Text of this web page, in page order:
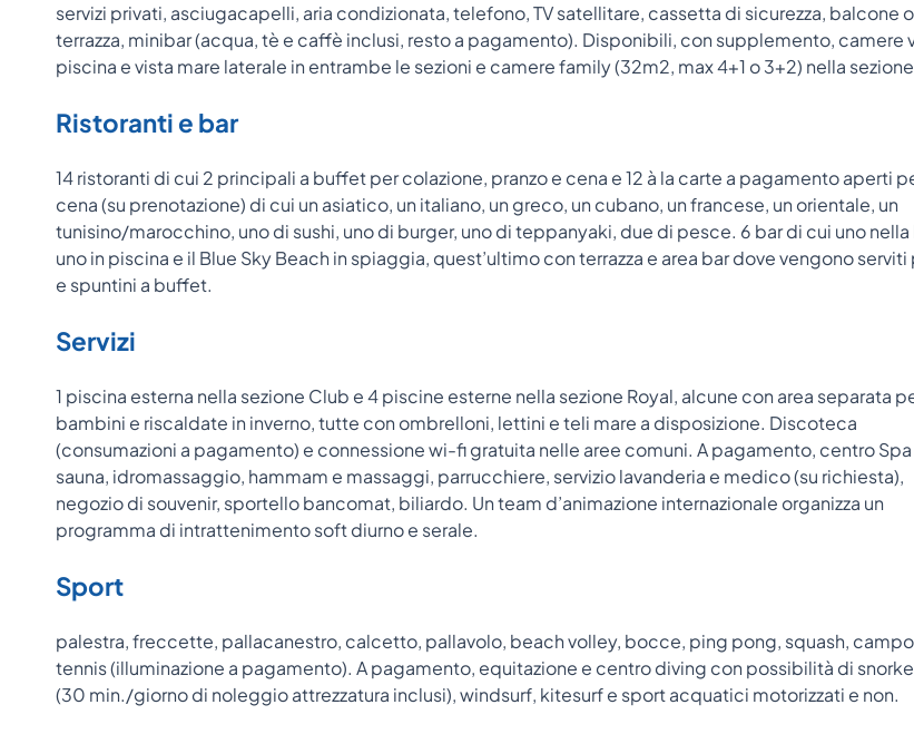
servizi privati, asciugacapelli, aria condizionata, telefono, TV satellitare, cassetta di sicurezza, balcone o
terrazza, minibar (acqua, tè e caffè inclusi, resto a pagamento). Disponibili, con supplemento, camere
piscina e vista mare laterale in entrambe le sezioni e camere family (32m2, max 4+1 o 3+2) nella
Ristoranti e bar
14 ristoranti di cui 2 principali a buffet per colazione, pranzo e cena e 12 à la carte a pagamento aperti
cena (su prenotazione) di cui un asiatico, un italiano, un greco, un cubano, un francese, un orientale, un
tunisino/marocchino, uno di sushi, uno di burger, uno di teppanyaki, due di pesce. 6 bar di cui uno
uno in piscina e il Blue Sky Beach in spiaggia, quest’ultimo con terrazza e area bar dove vengono serviti
e spuntini a buffet.
Servizi
1 piscina esterna nella sezione Club e 4 piscine esterne nella sezione Royal, alcune con area separata
bambini e riscaldate in inverno, tutte con ombrelloni, lettini e teli mare a disposizione. Discoteca
(consumazioni a pagamento) e connessione wi-fi gratuita nelle aree comuni. A pagamento, centro
sauna, idromassaggio, hammam e massaggi, parrucchiere, servizio lavanderia e medico (su richiesta),
negozio di souvenir, sportello bancomat, biliardo. Un team d’animazione internazionale organizza un
programma di intrattenimento soft diurno e serale.
Sport
palestra, freccette, pallacanestro, calcetto, pallavolo, beach volley, bocce, ping pong, squash,
tennis (illuminazione a pagamento). A pagamento, equitazione e centro diving con possibilità di
(30 min./giorno di noleggio attrezzatura inclusi), windsurf, kitesurf e sport acquatici motorizzati e non.